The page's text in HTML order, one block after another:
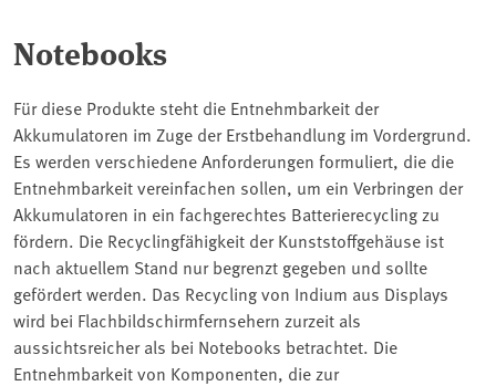
Notebooks
Für diese Produkte steht die Entnehmbarkeit der
Akkumulatoren im Zuge der Erstbehandlung im Vordergrund.
Es werden verschiedene Anforderungen formuliert, die die
Entnehmbarkeit vereinfachen sollen, um ein Verbringen der
Akkumulatoren in ein fachgerechtes Batterierecycling zu
fördern. Die Recyclingfähigkeit der Kunststoffgehäuse ist
nach aktuellem Stand nur begrenzt gegeben und sollte
gefördert werden. Das Recycling von Indium aus Displays
wird bei Flachbildschirmfernsehern zurzeit als
aussichtsreicher als bei Notebooks betrachtet. Die
Entnehmbarkeit von Komponenten, die zur